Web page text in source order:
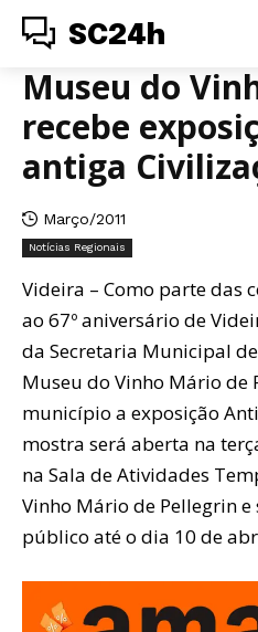
SC24h
Museu do
recebe
antiga
Março/2011
Notícias Regionais
Videira – Como parte das
ao 67º aniversário de
da Secretaria Municipal
Museu do Vinho Mário de
município a exposição
mostra será aberta na
na Sala de Atividades
Vinho Mário de Pellegrin
público até o dia 10 de